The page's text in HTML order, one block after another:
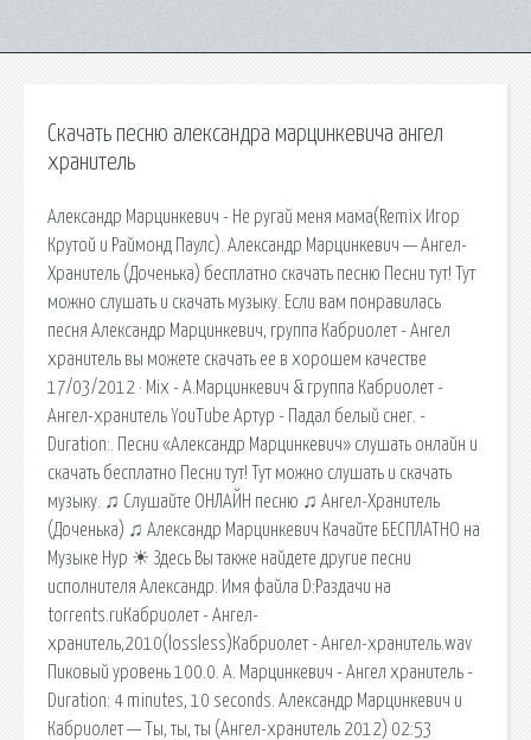
Скачать песню александра марцинкевича ангел
хранитель
Александр Марцинкевич - Не ругай меня мама(Remix Игор
Крутой и Раймонд Паулс). Александр Марцинкевич — Ангел-
Хранитель (Доченька) бесплатно скачать песню Песни тут! Тут
можно слушать и скачать музыку. Если вам понравилась
песня Александр Марцинкевич, группа Кабриолет - Ангел
хранитель вы можете скачать ее в хорошем качестве
17/03/2012 · Mix - А.Марцинкевич & группа Кабриолет -
Ангел-хранитель YouTube Артур - Падал белый снег. -
Duration:. Песни «Александр Марцинкевич» слушать онлайн и
скачать бесплатно Песни тут! Тут можно слушать и скачать
музыку. ♫ Слушайте ОНЛАЙН песню ♫ Ангел-Хранитель
(Доченька) ♫ Александр Марцинкевич Качайте БЕСПЛАТНО на
Музыке Нур ☀ Здесь Вы также найдете другие песни
исполнителя Александр. Имя файла D:Раздачи на
torrents.ruКабриолет - Ангел-
хранитель,2010(lossless)Кабриолет - Ангел-хранитель.wav
Пиковый уровень 100.0. А. Марцинкевич - Ангел хранитель -
Duration: 4 minutes, 10 seconds. Александр Марцинкевич и
Кабриолет — Ты, ты, ты (Ангел-хранитель 2012) 02:53